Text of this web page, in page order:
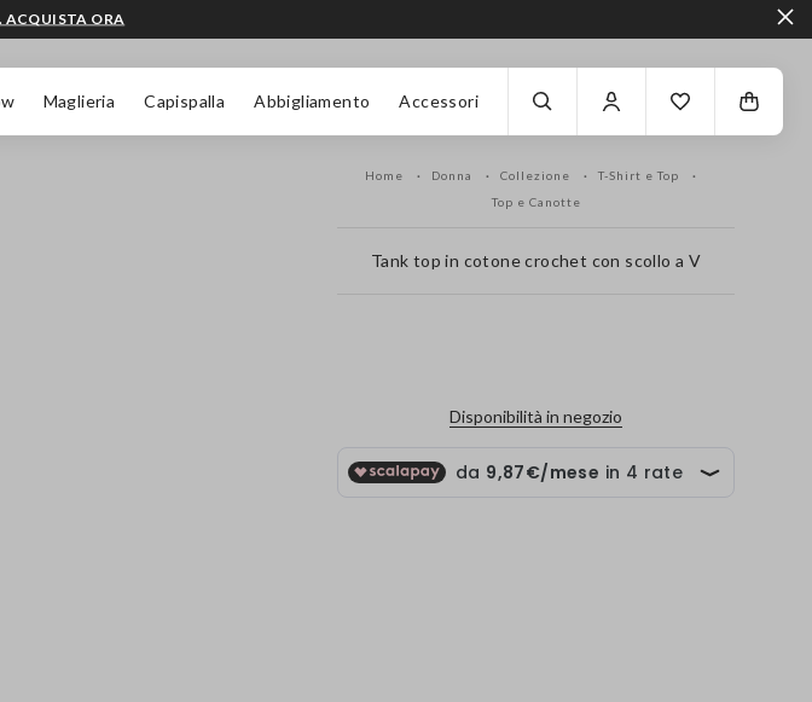
Maglieria Capispalla Abbigliamento Accessori
ACQUISTA ORA
Home Donna Collezione
T-Shirt e Top
Top e Canotte
Tank top in cotone crochet con scollo a V
Disponibilità in negozio